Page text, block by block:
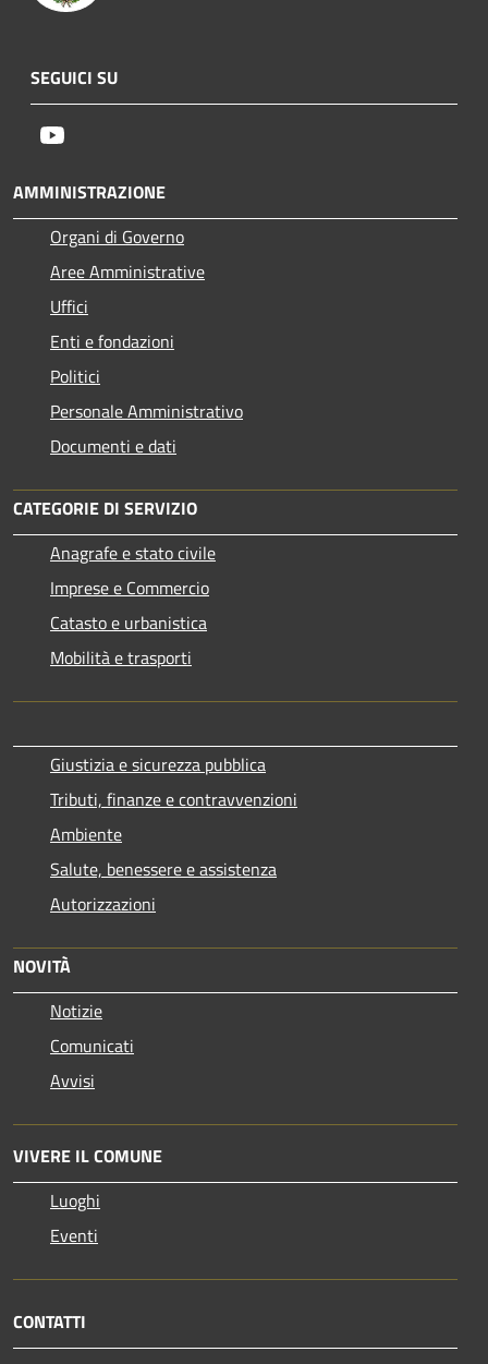
SEGUICI SU
AMMINISTRAZIONE
Organi di Governo
Aree Amministrative
Uffici
Enti e fondazioni
Politici
Personale Amministrativo
Documenti e dati
CATEGORIE DI SERVIZIO
Anagrafe e stato civile
Imprese e Commercio
Catasto e urbanistica
Mobilità e trasporti
Giustizia e sicurezza pubblica
Tributi, finanze e contravvenzioni
Ambiente
Salute, benessere e assistenza
Autorizzazioni
NOVITÀ
Notizie
Comunicati
Avvisi
VIVERE IL COMUNE
Luoghi
Eventi
CONTATTI